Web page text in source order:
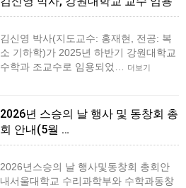
김신영 박사(지도교수: 홍재현, 전공: 복
소 기하학)가 2025년 하반기 강원대학교
수학과 조교수로 임용되었…
더보기
2026년 스승의 날 행사 및 동창회 총
회 안내(5월 …
2026년스승의 날 행사및동창회 총회안
내서울대학교 수리과학부와 수학과동창